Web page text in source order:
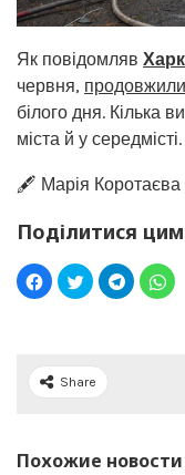
Як повідомляв
червня, продовжили
білого дня. Кілька
міста й у середмісті.
🖋️ Марія
Поділитися
Share
Похожие новости